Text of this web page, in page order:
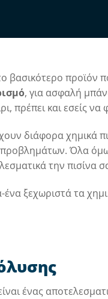
βασικότερο προϊόν
, για ασφαλή
πρέπει και εσείς να
διάφορα χημικά
Όλα
την πισίνα
ξεχωριστά τα
ένας